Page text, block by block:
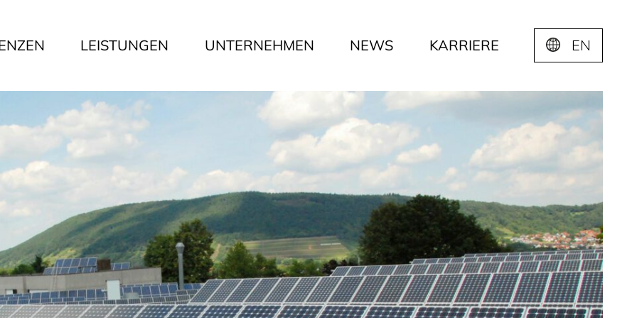
LEISTUNGEN UNTERNEHMEN NEWS KARRIERE EN